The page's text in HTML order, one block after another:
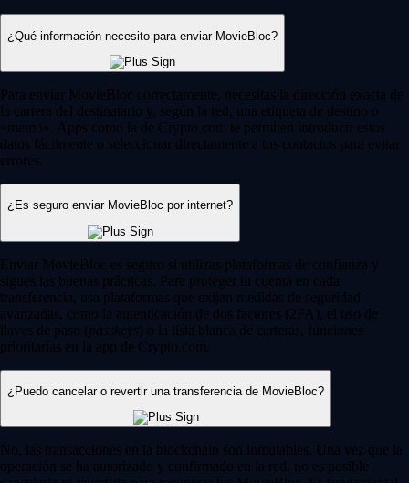
¿Qué información necesito para enviar MovieBloc?
Para enviar MovieBloc correctamente, necesitas la dirección exacta de
la cartera del destinatario y, según la red, una etiqueta de destino o
«memo». Apps como la de Crypto.com te permiten introducir estos
datos fácilmente o seleccionar directamente a tus contactos para evitar
errores.
¿Es seguro enviar MovieBloc por internet?
Enviar MovieBloc es seguro si utilizas plataformas de confianza y
sigues las buenas prácticas. Para proteger tu cuenta en cada
transferencia, usa plataformas que exijan medidas de seguridad
avanzadas, como la autenticación de dos factores (2FA), el uso de
llaves de paso (passkeys ) o la lista blanca de carteras, funciones
prioritarias en la app de Crypto.com.
¿Puedo cancelar o revertir una transferencia de MovieBloc?
No, las transacciones en la blockchain son inmutables. Una vez que la
operación se ha autorizado y confirmado en la red, no es posible